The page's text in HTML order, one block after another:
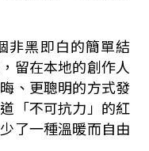
非黑即白的簡單結
留在本地的創作人
、更聰明的方式發
「不可抗力」的紅
了一種溫暖而自由